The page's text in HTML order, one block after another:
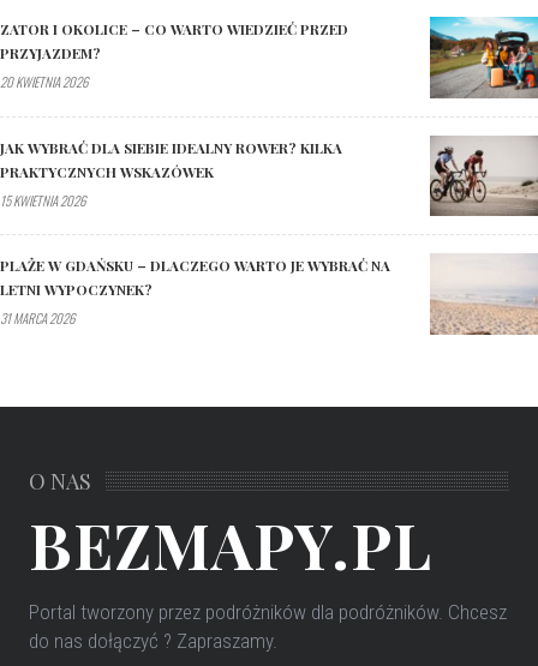
ZATOR I OKOLICE – CO WARTO WIEDZIEĆ PRZED
PRZYJAZDEM?
20 KWIETNIA 2026
JAK WYBRAĆ DLA SIEBIE IDEALNY ROWER? KILKA
PRAKTYCZNYCH WSKAZÓWEK
15 KWIETNIA 2026
PLAŻE W GDAŃSKU – DLACZEGO WARTO JE WYBRAĆ NA
LETNI WYPOCZYNEK?
31 MARCA 2026
O NAS
BEZMAPY.PL
Portal tworzony przez podróżników dla podróżników. Chcesz
do nas dołączyć ? Zapraszamy.